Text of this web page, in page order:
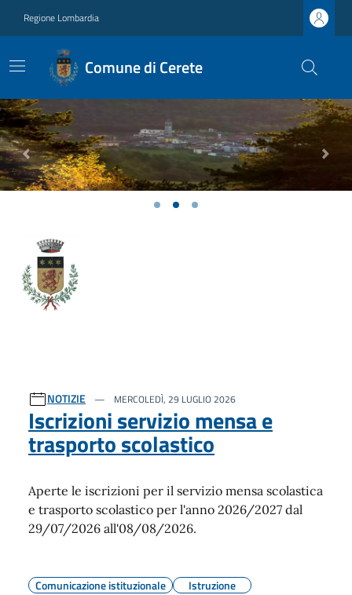
Regione Lombardia
Comune di Cerete
Previous Next
Ultime notizie
NOTIZIE MERCOLEDÌ, 29 LUGLIO 2026
Iscrizioni servizio mensa e
trasporto scolastico
Aperte le iscrizioni per il servizio mensa scolastica
e trasporto scolastico per l'anno 2026/2027 dal
29/07/2026 all'08/08/2026.
Comunicazione istituzionale Istruzione